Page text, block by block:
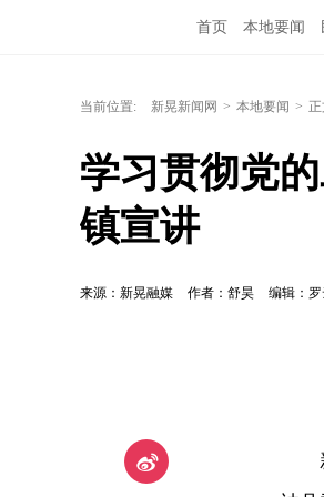
首页 本地要闻
当前位置: 新晃新闻网 > 本地要闻 >
学习贯彻党
镇宣讲
来源：新晃融媒 作者：舒昊 编辑：